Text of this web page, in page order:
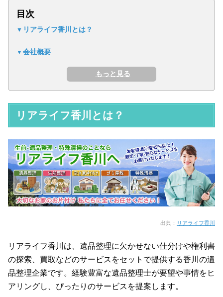
目次
リアライフ香川とは？
会社概要
リアライフ香川とは？
出典： リアライフ香川
リアライフ香川は、遺品整理に欠かせない仕分けや権利書
の探索、買取などのサービスをセットで提供する香川の遺
品整理企業です。経験豊富な遺品整理士が要望や事情をヒ
アリングし、ぴったりのサービスを提案します。